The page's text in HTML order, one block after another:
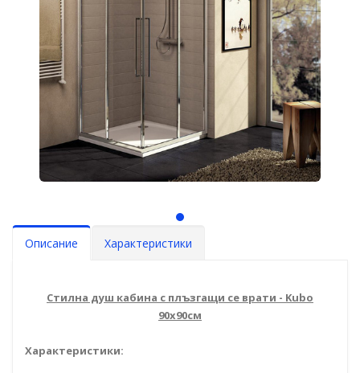
Описание Характеристики
Стилна душ кабина с плъзгащи се врати - Kubo
90x90см
Характеристики: